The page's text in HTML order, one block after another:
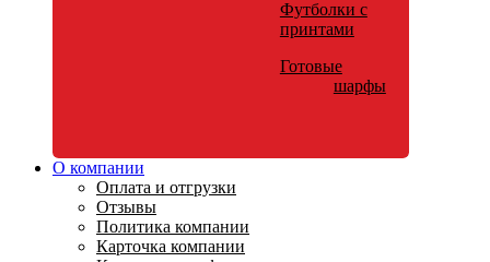
Футболки с
принтами
Готовые
шарфы
О компании
Оплата и отгрузки
Отзывы
Политика компании
Карточка компании